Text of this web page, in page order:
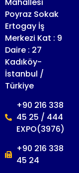
Poyraz Sokak
Ertogay İş
Merkezi Kat : 9
Daire : 27
Kadıköy-
İstanbul /
Türkiye
+90 216 338
45 25 / 444
EXPO(3976)
+90 216 338
45 24